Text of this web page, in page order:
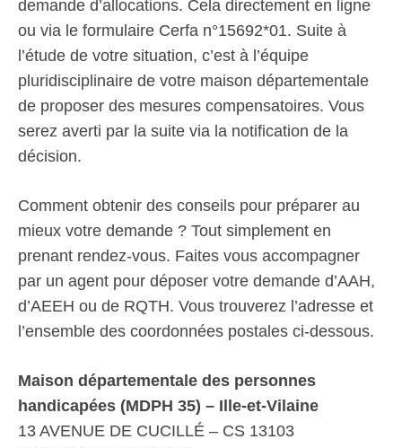
demande d’allocations. Cela directement en ligne
ou via le formulaire Cerfa n°15692*01. Suite à
l’étude de votre situation, c’est à l’équipe
pluridisciplinaire de votre maison départementale
de proposer des mesures compensatoires. Vous
serez averti par la suite via la notification de la
décision.
Comment obtenir des conseils pour préparer au
mieux votre demande ? Tout simplement en
prenant rendez-vous. Faites vous accompagner
par un agent pour déposer votre demande d’AAH,
d’AEEH ou de RQTH. Vous trouverez l’adresse et
l’ensemble des coordonnées postales ci-dessous.
Maison départementale des personnes
handicapées (MDPH 35) – Ille-et-Vilaine
13 AVENUE DE CUCILLÉ – CS 13103